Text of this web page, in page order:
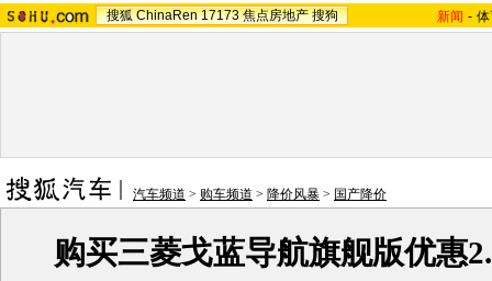
搜狐 ChinaRen 17173 焦点房地产 搜狗 新闻 -
汽车频道 > 购车频道 > 降价风暴 > 国产降价
购买三菱戈蓝导航旗舰版优惠